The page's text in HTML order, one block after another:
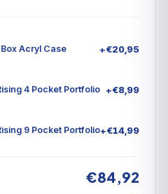
Acryl Case +€20,95
4 Pocket Portfolio +€8,99
9 Pocket Portfolio+€14,99
€84,92